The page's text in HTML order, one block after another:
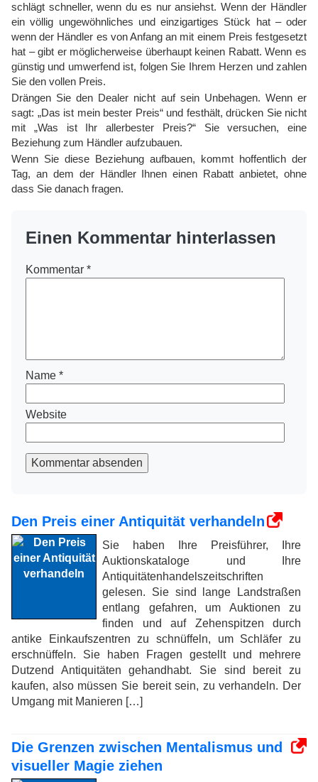
schlägt schneller, wenn du es nur ansiehst. Wenn der Händler
ein völlig ungewöhnliches und einzigartiges Stück hat – oder
wenn der Händler es von Anfang an mit einem Preis festgesetzt
hat – gibt er möglicherweise überhaupt keinen Rabatt. Wenn es
günstig und umwerfend ist, folgen Sie Ihrem Herzen und zahlen
Sie den vollen Preis.
Drängen Sie den Dealer nicht auf sein Unbehagen. Wenn er
sagt: „Das ist mein bester Preis“ und festhält, drücken Sie nicht
mit „Was ist Ihr allerbester Preis?“ Sie versuchen, eine
Beziehung zum Händler aufzubauen.
Wenn Sie diese Beziehung aufbauen, kommt hoffentlich der
Tag, an dem der Händler Ihnen einen Rabatt anbietet, ohne
dass Sie danach fragen.
Einen Kommentar hinterlassen
Kommentar *
Name *
Website
Kommentar absenden
Den Preis einer Antiquität verhandeln
Sie haben Ihre Preisführer, Ihre
Auktionskataloge und Ihre
Antiquitätenhandelszeitschriften
gelesen. Sie sind lange Landstraßen
entlang gefahren, um Auktionen zu
finden und auf Zehenspitzen durch
antike Einkaufszentren zu schnüffeln, um Schläfer zu
erschnüffeln. Sie haben Fragen gestellt und mehrere
Dutzend Antiquitäten gehandhabt. Sie sind bereit zu
kaufen, also müssen Sie bereit sein, zu verhandeln. Der
Umgang mit Manieren […]
Die Grenzen zwischen Mentalismus und
visueller Magie ziehen